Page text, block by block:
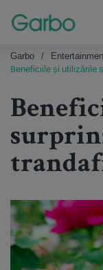
Garbo
Beneficiile și utilizările